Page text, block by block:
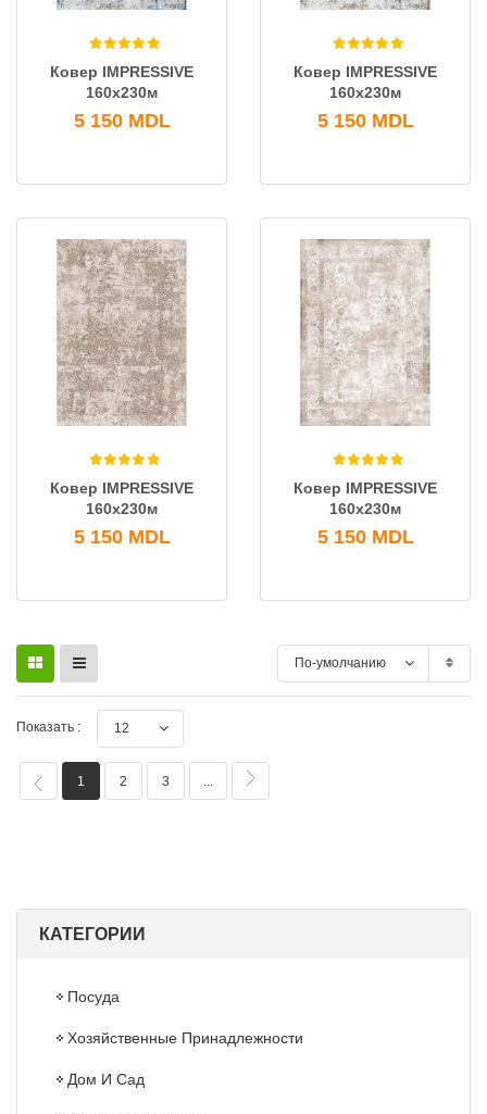
КАТЕГОРИИ
Посуда
Хозяйственные Принадлежности
Дом И Сад
Ковер IMPRESSIVE
160x230м
5 150 MDL
Ковер IMPRESSIVE
160x230м
5 150 MDL
Ковер IMPRESSIVE
160x230м
5 150 MDL
Ковер IMPRESSIVE
160x230м
5 150 MDL
По-умолчанию
Показать : 12
1 2 3 ...